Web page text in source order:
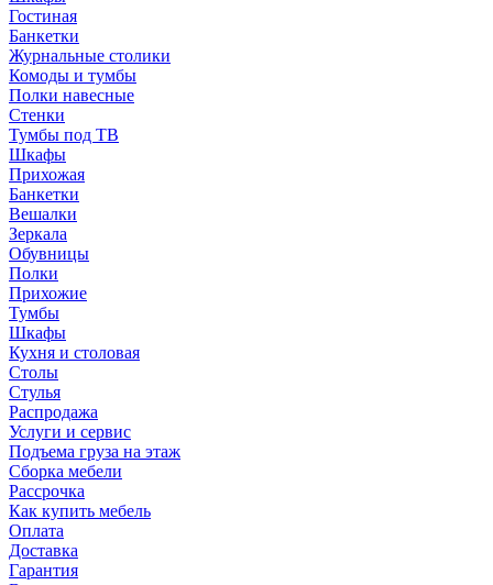
Гостиная
Банкетки
Журнальные столики
Комоды и тумбы
Полки навесные
Стенки
Тумбы под ТВ
Шкафы
Прихожая
Банкетки
Вешалки
Зеркала
Обувницы
Полки
Прихожие
Тумбы
Шкафы
Кухня и столовая
Столы
Стулья
Распродажа
Услуги и сервис
Подъема груза на этаж
Сборка мебели
Рассрочка
Как купить мебель
Оплата
Доставка
Гарантия